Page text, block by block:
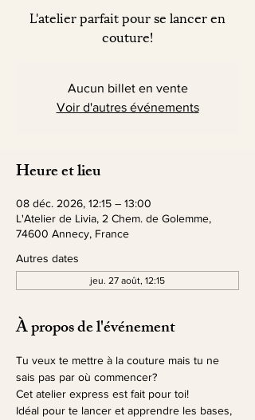
L'atelier parfait pour se lancer en
couture!
Aucun billet en vente
Voir d'autres événements
Heure et lieu
08 déc. 2026, 12:15 – 13:00
L'Atelier de Livia, 2 Chem. de Golemme,
74600 Annecy, France
Autres dates
jeu. 27 août, 12:15
À propos de l'événement
Tu veux te mettre à la couture mais tu ne
sais pas par où commencer?
Cet atelier express est fait pour toi!
Idéal pour te lancer et apprendre les bases,